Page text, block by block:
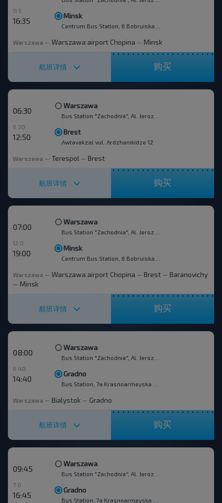
11 5
16:35
Minsk
Warszawa — Warszawa airport Chopina — Minsk
航班详情 购买
06:30
Warszawa
6 20
12:50
Brest
Awtavakzal vul. Ardzhanikidze 12
Warszawa — Terespol — Brest
航班详情 购买
07:00
Warszawa
12 0
19:00
Minsk
Warszawa — Warszawa airport Chopina — Brest — Baranovichy
— Minsk
航班详情 购买
08:00
Warszawa
6 40
14:40
Gradno
Warszawa — Bialystok — Gradno
航班详情 购买
09:45
Warszawa
7 0
16:45
Gradno